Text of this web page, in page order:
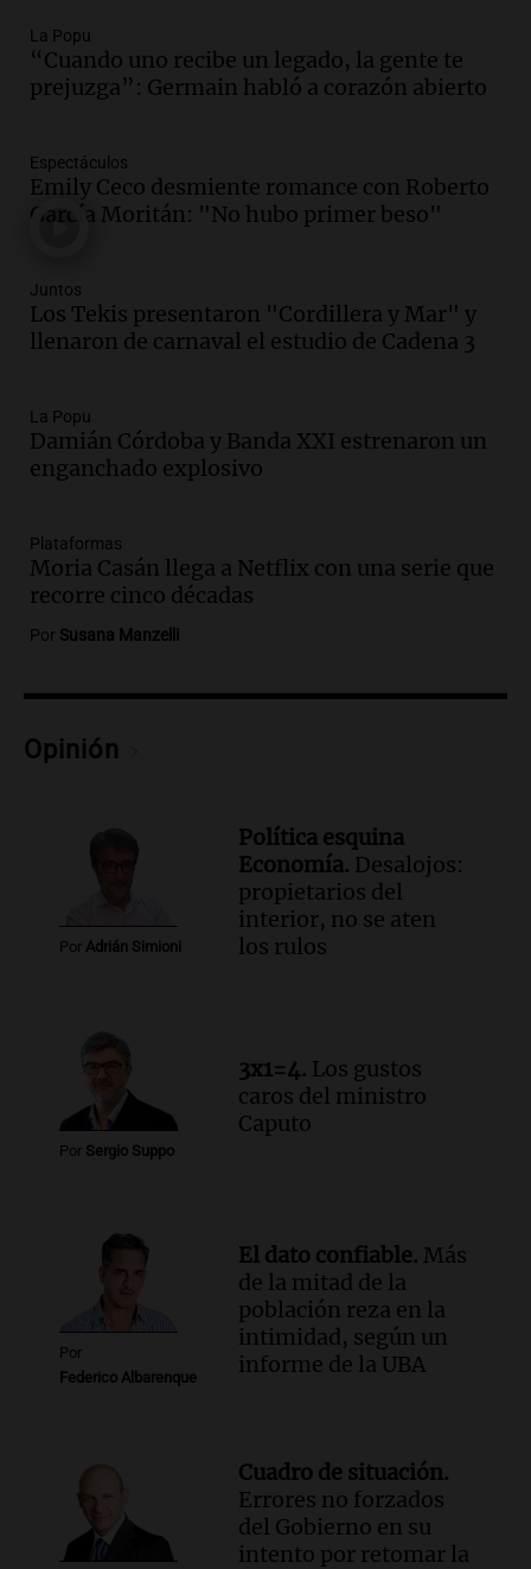
Panorama Federal
Episodios
Audio. Solans Hoteles es patrocinante
Edición 2026
Episodios
Radioinforme 3
Episodios
por los medios
Radioinforme 3
Episodios
Caputo | Por Sergio Suppo
3x1:4
Episodios
Política esquina Economía
Episodios
interina de Villa Santa Cruz del Lago
aceptó dejar el cargo
Ahora país
Audio.La justicia investiga una estafa
Episodios
Audio.
Cómo serán los desalojos exprés
y contratos de alquiler si se aprueba la
ley de propiedad privada
Ahora país
Audio.
exposición agrícola en Bulaya con
diversas atracciones para todos
Panorama Federal
Episodios
La Popu
“Cuando uno recibe un legado, la gente te
prejuzga”: Germain habló a corazón abierto
Espectáculos
Emily Ceco desmiente romance con Roberto
García Moritán: "No hubo primer beso"
Juntos
Los Tekis presentaron "Cordillera y Mar" y
llenaron de carnaval el estudio de Cadena 3
La Popu
Damián Córdoba y Banda XXI estrenaron un
enganchado explosivo
Plataformas
Moria Casán llega a Netflix con una serie que
recorre cinco décadas
Por Susana Manzelli
Opinión
Por Adrián Simioni
Política esquina
Economía. Desalojos:
propietarios del
interior, no se aten
los rulos
Por Sergio Suppo
3x1=4. Los gustos
caros del ministro
Caputo
Por
Federico Albarenque
El dato confiable. Más
de la mitad de la
población reza en la
intimidad, según un
informe de la UBA
Cuadro de situación.
Errores no forzados
del Gobierno en su
intento por retomar la